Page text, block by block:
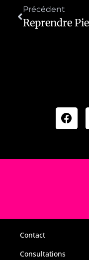
Précédent
Suivant
Contact
Consultations